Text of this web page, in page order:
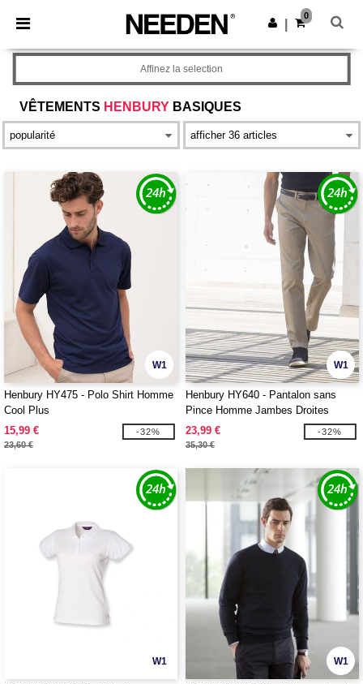
× Appli Needen
Meilleurs prix sur l’app !
Obtenir l'appli
0
VÊTEMENTS HENBURY BASIQUES
Affinez la selection
W1
Henbury HY475 - Polo Shirt Homme
Cool Plus
15,99 €
23,60 €
-32%
W1
Henbury HY640 - Pantalon sans
Pince Homme Jambes Droites
23,99 €
35,30 €
-32%
W1 W1